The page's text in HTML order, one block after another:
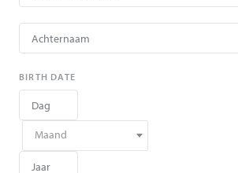
BIRTH DATE
Maand